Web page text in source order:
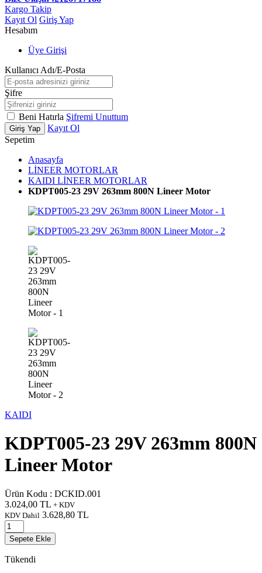
Kargo Takip
Kayıt Ol Giriş Yap
Hesabım
Üye Girişi
Kullanıcı Adı/E-Posta
Şifre
Beni Hatırla Şifremi Unuttum
Giriş Yap
Kayıt Ol
Sepetim
Anasayfa
LİNEER MOTORLAR
KAIDI LİNEER MOTORLAR
KDPT005-23 29V 263mm 800N Lineer Motor
KAIDI
KDPT005-23 29V 263mm 800N
Lineer Motor
Ürün Kodu : DCKID.001
3.024,00 TL + KDV
KDV Dahil 3.628,80 TL
Sepete Ekle
Tükendi